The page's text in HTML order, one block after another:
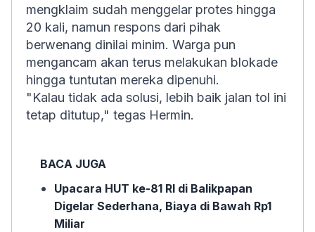
mengklaim sudah menggelar protes hingga
20 kali, namun respons dari pihak
berwenang dinilai minim. Warga pun
mengancam akan terus melakukan blokade
hingga tuntutan mereka dipenuhi.
"Kalau tidak ada solusi, lebih baik jalan tol ini
tetap ditutup," tegas Hermin.
BACA JUGA
Upacara HUT ke-81 RI di Balikpapan
Digelar Sederhana, Biaya di Bawah Rp1
Miliar